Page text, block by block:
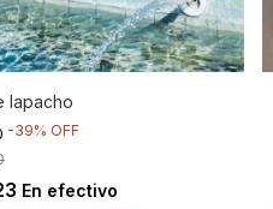
lapacho
-39% OFF
En efectivo